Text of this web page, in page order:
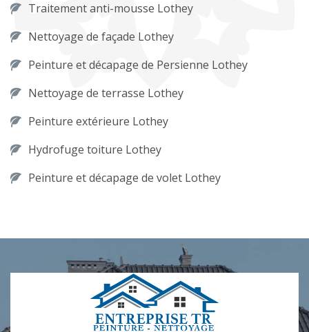
Traitement anti-mousse Lothey
Nettoyage de façade Lothey
Peinture et décapage de Persienne Lothey
Nettoyage de terrasse Lothey
Peinture extérieure Lothey
Hydrofuge toiture Lothey
Peinture et décapage de volet Lothey